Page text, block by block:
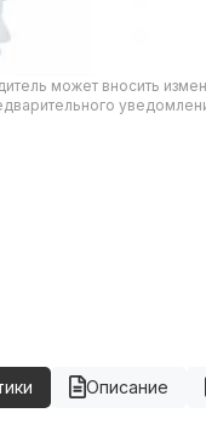
может вносить
Описание